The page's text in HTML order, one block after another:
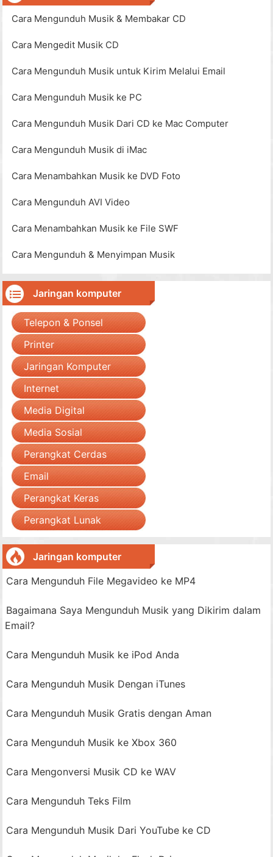
Cara Mengunduh Musik & Membakar CD
Cara Mengedit Musik CD
Cara Mengunduh Musik untuk Kirim Melalui Email
Cara Mengunduh Musik ke PC
Cara Mengunduh Musik Dari CD ke Mac Computer
Cara Mengunduh Musik di iMac
Cara Menambahkan Musik ke DVD Foto
Cara Mengunduh AVI Video
Cara Menambahkan Musik ke File SWF
Cara Mengunduh & Menyimpan Musik
Jaringan komputer
Telepon & Ponsel
Printer
Jaringan Komputer
Internet
Media Digital
Media Sosial
Perangkat Cerdas
Email
Perangkat Keras
Perangkat Lunak
Jaringan komputer
Cara Mengunduh File Megavideo ke MP4
Bagaimana Saya Mengunduh Musik yang Dikirim dalam
Email?
Cara Mengunduh Musik ke iPod Anda
Cara Mengunduh Musik Dengan iTunes
Cara Mengunduh Musik Gratis dengan Aman
Cara Mengunduh Musik ke Xbox 360
Cara Mengonversi Musik CD ke WAV
Cara Mengunduh Teks Film
Cara Mengunduh Musik Dari YouTube ke CD